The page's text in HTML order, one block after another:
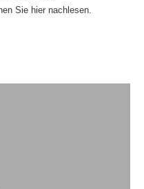
Sie hier nachlesen.